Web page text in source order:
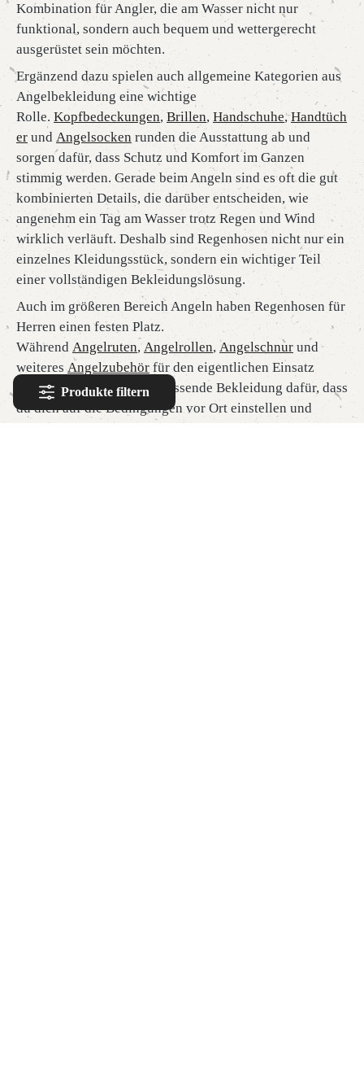
Produkte filtern
Kombination für Angler, die am Wasser nicht nur
funktional, sondern auch bequem und wettergerecht
ausgerüstet sein möchten.
Ergänzend dazu spielen auch allgemeine Kategorien aus
Angelbekleidung eine wichtige
Rolle. Kopfbedeckungen, Brillen, Handschuhe,Handtüch
er und Angelsocken runden die Ausstattung ab und
sorgen dafür, dass Schutz und Komfort im Ganzen
stimmig werden. Gerade beim Angeln sind es oft die gut
kombinierten Details, die darüber entscheiden, wie
angenehm ein Tag am Wasser trotz Regen und Wind
wirklich verläuft. Deshalb sind Regenhosen nicht nur ein
einzelnes Kleidungsstück, sondern ein wichtiger Teil
einer vollständigen Bekleidungslösung.
Auch im größeren Bereich Angeln haben Regenhosen für
Herren einen festen Platz.
Während Angelruten,Angelrollen, Angelschnur und
weiteresAngelzubehör für den eigentlichen Einsatz
zuständig sind, sorgt die passende Bekleidung dafür, dass
du dich auf die Bedingungen vor Ort einstellen und
trotzdem angenehm weiterangeln kannst. Damit ergänzen